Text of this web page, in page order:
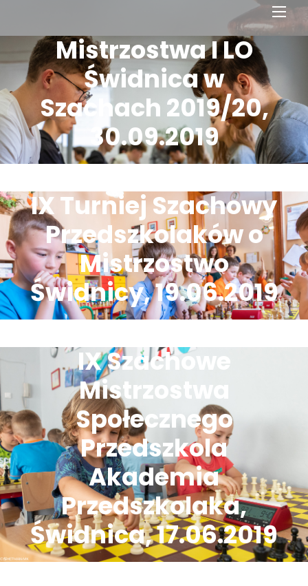
Mistrzostwa I LO
Świdnica w
Szachach 2019/20,
30.09.2019
IX Turniej Szachowy
Przedszkolaków o
Mistrzostwo
Świdnicy, 19.06.2019
IX Szachowe
Mistrzostwa
Społecznego
Przedszkola
Akademia
Przedszkolaka,
Świdnica, 17.06.2019